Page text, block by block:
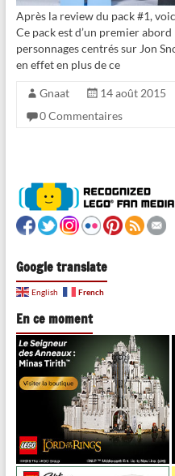
Après la review du pack #1,
Ce pack est d’un premier
personnages centrés sur Jon
en effet en plus de ce
Gnaat 14 août 2015
0 Commentaires
Google translate
English French
En ce moment